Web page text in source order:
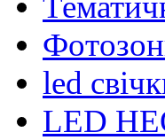
led
LED